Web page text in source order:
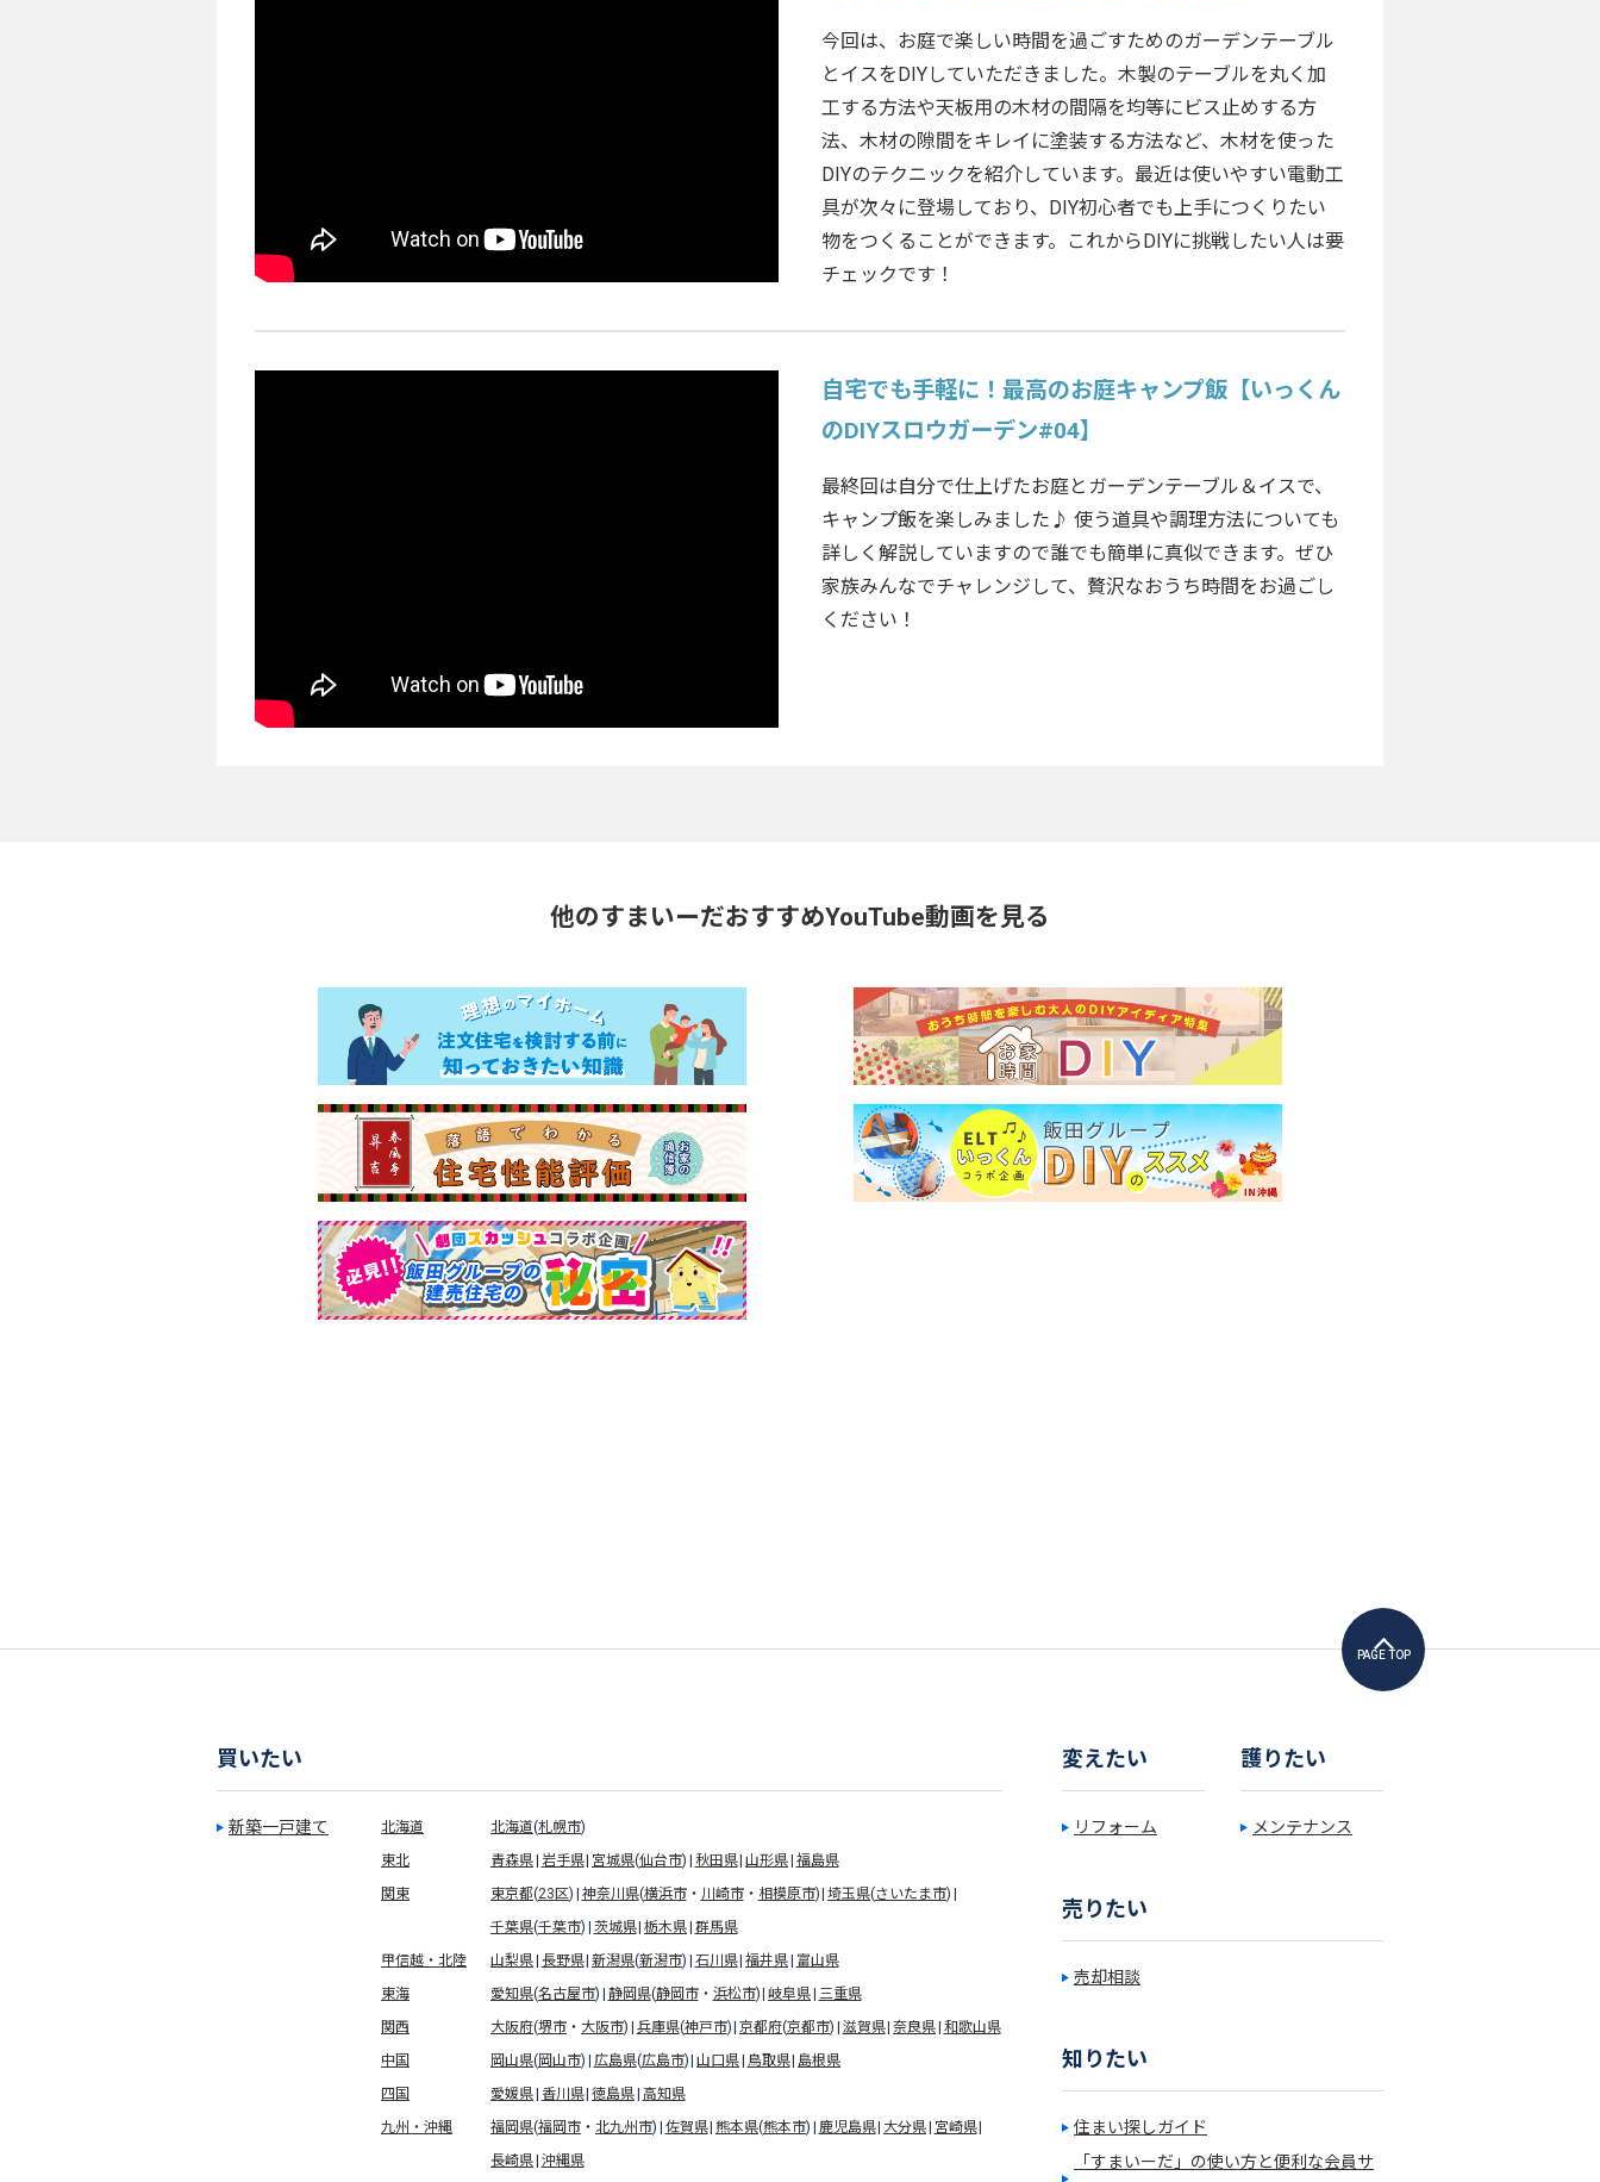
今回は、お庭で楽しい時間を過ごすためのガーデンテーブル
とイスをDIYしていただきました。木製のテーブルを丸く加
工する方法や天板用の木材の間隔を均等にビス止めする方
法、木材の隙間をキレイに塗装する方法など、木材を使った
DIYのテクニックを紹介しています。最近は使いやすい電動工
具が次々に登場しており、DIY初心者でも上手につくりたい
物をつくることができます。これからDIYに挑戦したい人は要
チェックです！
自宅でも手軽に！最高のお庭キャンプ飯【いっくん
のDIYスロウガーデン#04】
最終回は自分で仕上げたお庭とガーデンテーブル＆イスで、
キャンプ飯を楽しみました♪ 使う道具や調理方法についても
詳しく解説していますので誰でも簡単に真似できます。ぜひ
家族みんなでチャレンジして、贅沢なおうち時間をお過ごし
ください！
他のすまいーだおすすめYouTube動画を見る
PAGE TOP
買いたい
新築一戸建て 北海道 北海道(札幌市)
東北
青森県 岩手県 宮城県(仙台市) 秋田県 山形県 福島県
関東
東京都(23区) 神奈川県(横浜市・ 川崎市・ 相模原市) 埼玉県(さいたま市)
千葉県(千葉市) 茨城県 栃木県 群馬県
甲信越・北陸
山梨県 長野県 新潟県(新潟市) 石川県 福井県 富山県
東海
愛知県(名古屋市) 静岡県(静岡市・ 浜松市) 岐阜県 三重県
関西
大阪府(堺市 ・ 大阪市) 兵庫県(神戸市) 京都府(京都市) 滋賀県 奈良県 和歌山県
中国
岡山県(岡山市) 広島県(広島市) 山口県 鳥取県 島根県
四国
愛媛県 香川県 徳島県 高知県
九州・沖縄
福岡県(福岡市 ・ 北九州市) 佐賀県 熊本県(熊本市) 鹿児島県 大分県 宮崎県
長崎県 沖縄県
変えたい
リフォーム
護りたい
メンテナンス
売りたい
売却相談
知りたい
住まい探しガイド
「すまいーだ」の使い方と便利な会員サ